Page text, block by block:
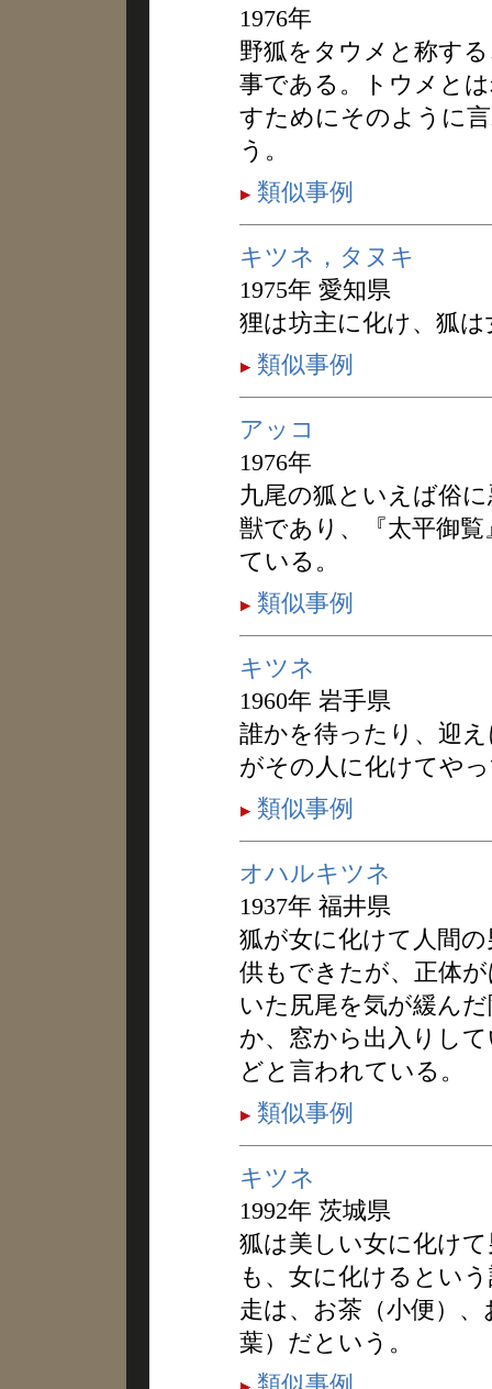
1976年
野狐をタウメと称す
事である。トウメと
すためにそのように
う。
類似事例
キツネ，タヌキ
1975年 愛知県
狸は坊主に化け、狐
類似事例
アッコ
1976年
九尾の狐といえば俗
獣であり、『太平御
ている。
類似事例
キツネ
1960年 岩手県
誰かを待ったり、迎
がその人に化けてや
類似事例
オハルキツネ
1937年 福井県
狐が女に化けて人間
供もできたが、正体
いた尻尾を気が緩ん
か、窓から出入りし
どと言われている。
類似事例
キツネ
1992年 茨城県
狐は美しい女に化け
も、女に化けるとい
走は、お茶（小便）
葉）だという。